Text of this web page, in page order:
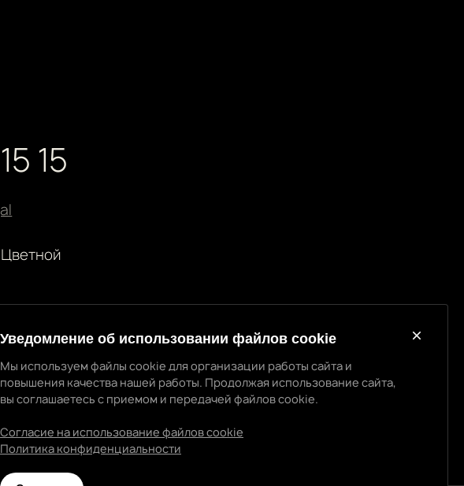
15
Уведомление об использовании cookie
Мы используем файлы cookie для организации работы сайта и повышения
качества нашей работы. Продолжая использование сайта, вы
Уведомление об использовании файлов cookie
Мы используем файлы cookie для организации работы сайта и
повышения качества нашей работы. Продолжая использование сайта,
вы соглашаетесь с приемом и передачей файлов cookie.
Согласие на использование файлов cookie
Политика конфиденциальности